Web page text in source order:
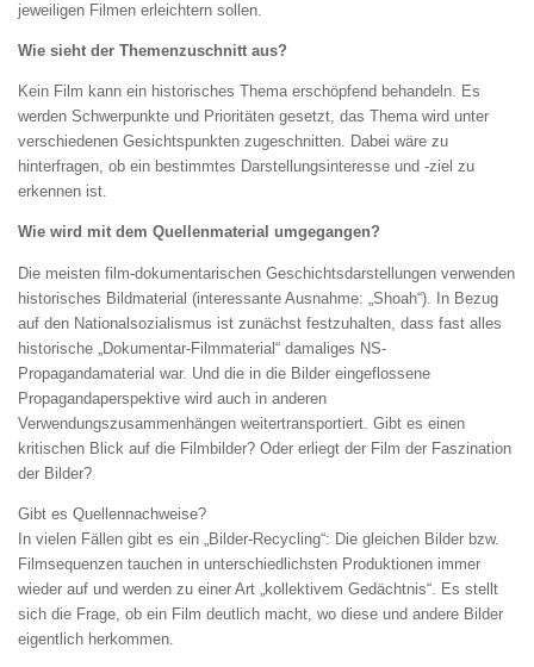
jeweiligen Filmen erleichtern sollen.
Wie sieht der Themenzuschnitt aus?
Kein Film kann ein historisches Thema erschöpfend behandeln. Es
werden Schwerpunkte und Prioritäten gesetzt, das Thema wird unter
verschiedenen Gesichtspunkten zugeschnitten. Dabei wäre zu
hinterfragen, ob ein bestimmtes Darstellungsinteresse und -ziel zu
erkennen ist.
Wie wird mit dem Quellenmaterial umgegangen?
Die meisten film-dokumentarischen Geschichtsdarstellungen verwenden
historisches Bildmaterial (interessante Ausnahme: „Shoah“). In Bezug
auf den Nationalsozialismus ist zunächst festzuhalten, dass fast alles
historische „Dokumentar-Filmmaterial“ damaliges NS-
Propagandamaterial war. Und die in die Bilder eingeflossene
Propagandaperspektive wird auch in anderen
Verwendungszusammenhängen weitertransportiert. Gibt es einen
kritischen Blick auf die Filmbilder? Oder erliegt der Film der Faszination
der Bilder?
Gibt es Quellennachweise?
In vielen Fällen gibt es ein „Bilder-Recycling“: Die gleichen Bilder bzw.
Filmsequenzen tauchen in unterschiedlichsten Produktionen immer
wieder auf und werden zu einer Art „kollektivem Gedächtnis“. Es stellt
sich die Frage, ob ein Film deutlich macht, wo diese und andere Bilder
eigentlich herkommen.